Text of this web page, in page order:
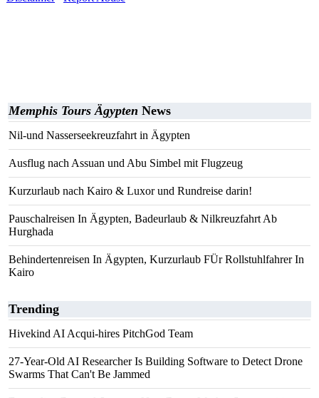
Memphis Tours Ägypten News
Nil-und Nasserseekreuzfahrt in Ägypten
Ausflug nach Assuan und Abu Simbel mit Flugzeug
Kurzurlaub nach Kairo & Luxor und Rundreise darin!
Pauschalreisen In Ägypten, Badeurlaub & Nilkreuzfahrt Ab
Hurghada
Behindertenreisen In Ägypten, Kurzurlaub FÜr Rollstuhlfahrer In
Kairo
Trending
Hivekind AI Acqui-hires PitchGod Team
27-Year-Old AI Researcher Is Building Software to Detect Drone
Swarms That Can't Be Jammed